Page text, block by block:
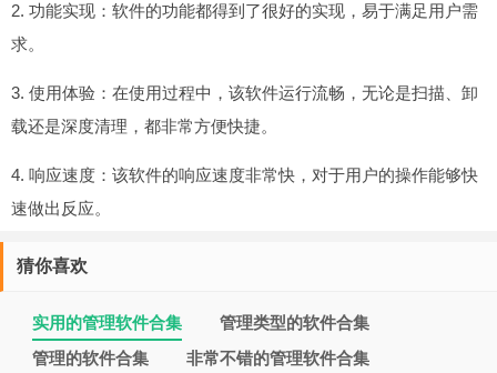
2. 功能实现：软件的功能都得到了很好的实现，易于满足用户需
求。
3. 使用体验：在使用过程中，该软件运行流畅，无论是扫描、卸
载还是深度清理，都非常方便快捷。
4. 响应速度：该软件的响应速度非常快，对于用户的操作能够快
速做出反应。
猜你喜欢
实用的管理软件合集
管理类型的软件合集
管理的软件合集
非常不错的管理软件合集